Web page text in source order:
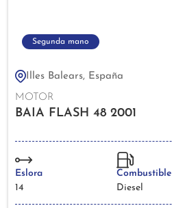
Segunda mano
Illes Balears, España
MOTOR
BAIA FLASH 48 2001
Eslora
14
Combustible
Diesel